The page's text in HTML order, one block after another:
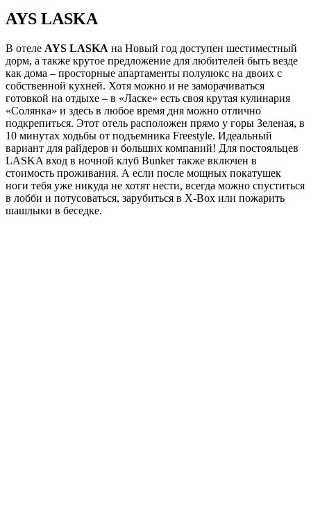
AYS LASKA
В отеле AYS LASKA на Новый год доступен шестиместный
дорм, а также крутое предложение для любителей быть везде
как дома – просторные апартаменты полулюкс на двоих с
собственной кухней. Хотя можно и не заморачиваться
готовкой на отдыхе – в «Ласке» есть своя крутая кулинария
«Солянка» и здесь в любое время дня можно отлично
подкрепиться. Этот отель расположен прямо у горы Зеленая, в
10 минутах ходьбы от подъемника Freestyle. Идеальный
вариант для райдеров и больших компаний! Для постояльцев
LASKA вход в ночной клуб Bunker также включен в
стоимость проживания. А если после мощных покатушек
ноги тебя уже никуда не хотят нести, всегда можно спуститься
в лобби и потусоваться, зарубиться в X-Box или пожарить
шашлыки в беседке.